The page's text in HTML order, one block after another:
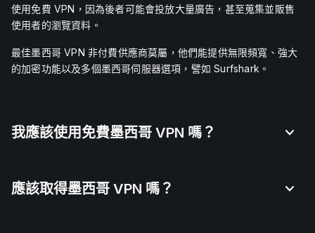
使用免費 VPN，因為後者可能會投放大量廣告，甚至蒐集並販售
使用者的瀏覽資料。
最佳墨西哥 VPN 非付費供應商莫屬，他們能提供無限頻寬、強大
的加密功能以及多個墨西哥伺服器選項，譬如 Surfshark。
我應該使用免費墨西哥 VPN 嗎？
應該取得墨西哥 VPN 嗎？